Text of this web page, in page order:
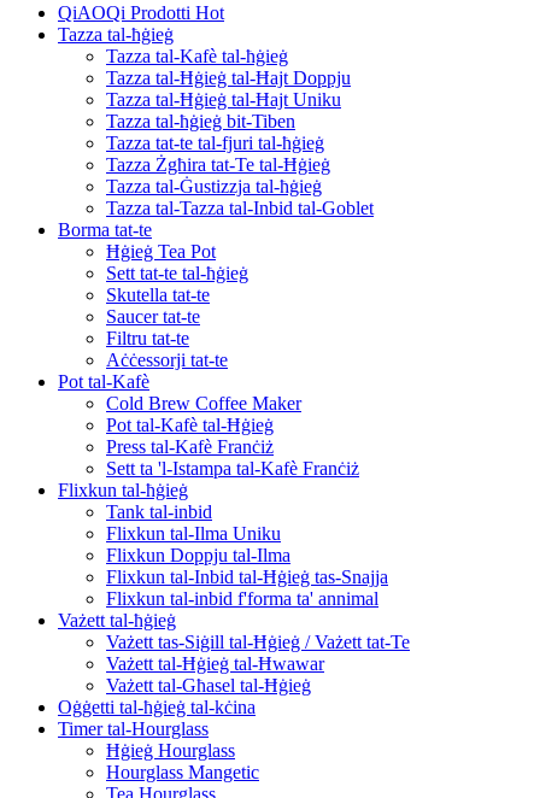
QiAOQi Prodotti Hot
Tazza tal-ħġieġ
Tazza tal-Kafè tal-ħġieġ
Tazza tal-Ħġieġ tal-Ħajt Doppju
Tazza tal-Ħġieġ tal-Ħajt Uniku
Tazza tal-ħġieġ bit-Tiben
Tazza tat-te tal-fjuri tal-ħġieġ
Tazza Żgħira tat-Te tal-Ħġieġ
Tazza tal-Ġustizzja tal-ħġieġ
Tazza tal-Tazza tal-Inbid tal-Goblet
Borma tat-te
Ħġieġ Tea Pot
Sett tat-te tal-ħġieġ
Skutella tat-te
Saucer tat-te
Filtru tat-te
Aċċessorji tat-te
Pot tal-Kafè
Cold Brew Coffee Maker
Pot tal-Kafè tal-Ħġieġ
Press tal-Kafè Franċiż
Sett ta 'l-Istampa tal-Kafè Franċiż
Flixkun tal-ħġieġ
Tank tal-inbid
Flixkun tal-Ilma Uniku
Flixkun Doppju tal-Ilma
Flixkun tal-Inbid tal-Ħġieġ tas-Snajja
Flixkun tal-inbid f'forma ta' annimal
Vażett tal-ħġieġ
Vażett tas-Siġill tal-Ħġieġ / Vażett tat-Te
Vażett tal-Ħġieġ tal-Ħwawar
Vażett tal-Għasel tal-Ħġieġ
Oġġetti tal-ħġieġ tal-kċina
Timer tal-Hourglass
Ħġieġ Hourglass
Hourglass Mangetic
Tea Hourglass